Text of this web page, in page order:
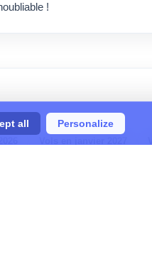
!
all Personalize